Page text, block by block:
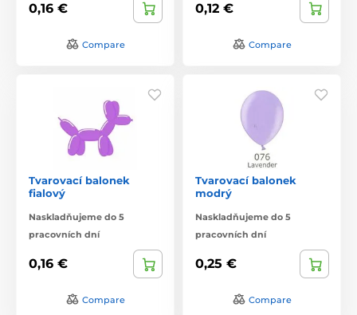
0,16 €
Compare
0,12 €
Compare
Tvarovací balonek
fialový
Naskladňujeme do 5
pracovních dní
0,16 €
Compare
Tvarovací balonek
modrý
Naskladňujeme do 5
pracovních dní
0,25 €
Compare